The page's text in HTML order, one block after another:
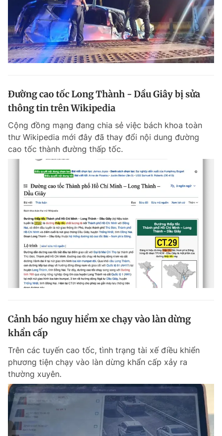
Đường cao tốc Long Thành - Dầu Giây bị sửa
thông tin trên Wikipedia
Cộng đồng mạng đang chia sẻ việc bách khoa toàn
thư Wikipedia mới đây đã thay đổi nội dung đường
cao tốc thành đường thấp tốc.
Cảnh báo nguy hiểm xe chạy vào làn dừng
khẩn cấp
Trên các tuyến cao tốc, tình trạng tài xế điều khiển
phương tiện chạy vào làn dừng khẩn cấp xảy ra
thường xuyên.